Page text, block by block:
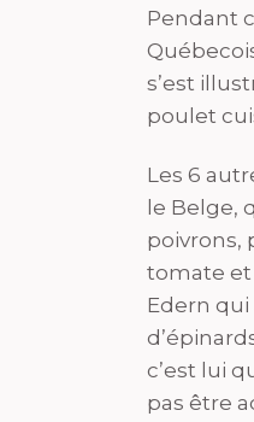
Pendant
s’est
poulet
Les 6
le Belge,
poivrons,
tomate et
Edern
c’est lui
pas être